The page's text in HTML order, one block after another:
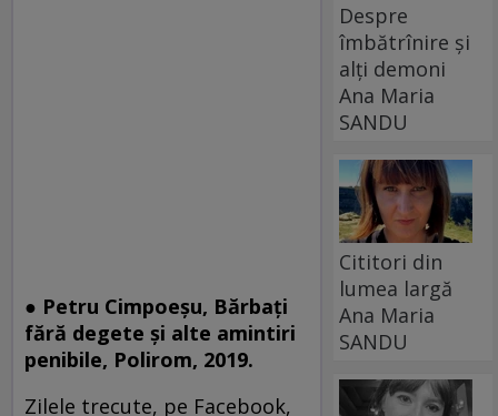
● Petru Cimpoeșu, Bărbați
fără degete și alte amintiri
penibile, Polirom, 2019.
Zilele trecute, pe Facebook,
Despre
îmbătrînire și
alți demoni
Ana Maria
SANDU
Cititori din
lumea largă
Ana Maria
SANDU